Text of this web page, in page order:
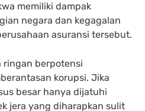
memiliki dampak
negara dan kegagalan
asuransi tersebut.
ringan berpotensi
korupsi. Jika
besar hanya dijatuhi
jera yang diharapkan sulit